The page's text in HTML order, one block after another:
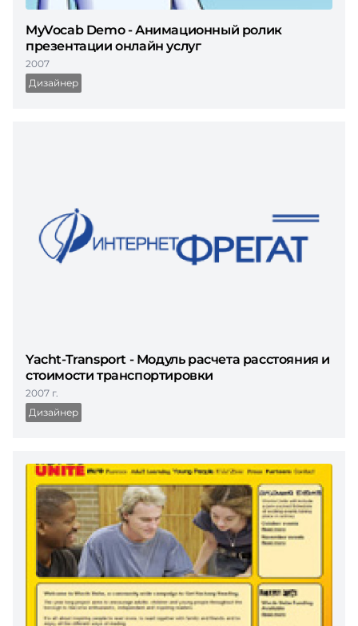
MyVocab Demo - Анимационный ролик
презентации онлайн услуг
2007
Дизайнер
Yacht-Transport - Модуль расчета расстояния и
стоимости транспортировки
2007 г.
Дизайнер